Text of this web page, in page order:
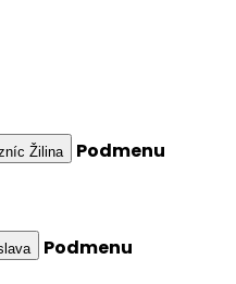
Žilina
Podmenu
Podmenu